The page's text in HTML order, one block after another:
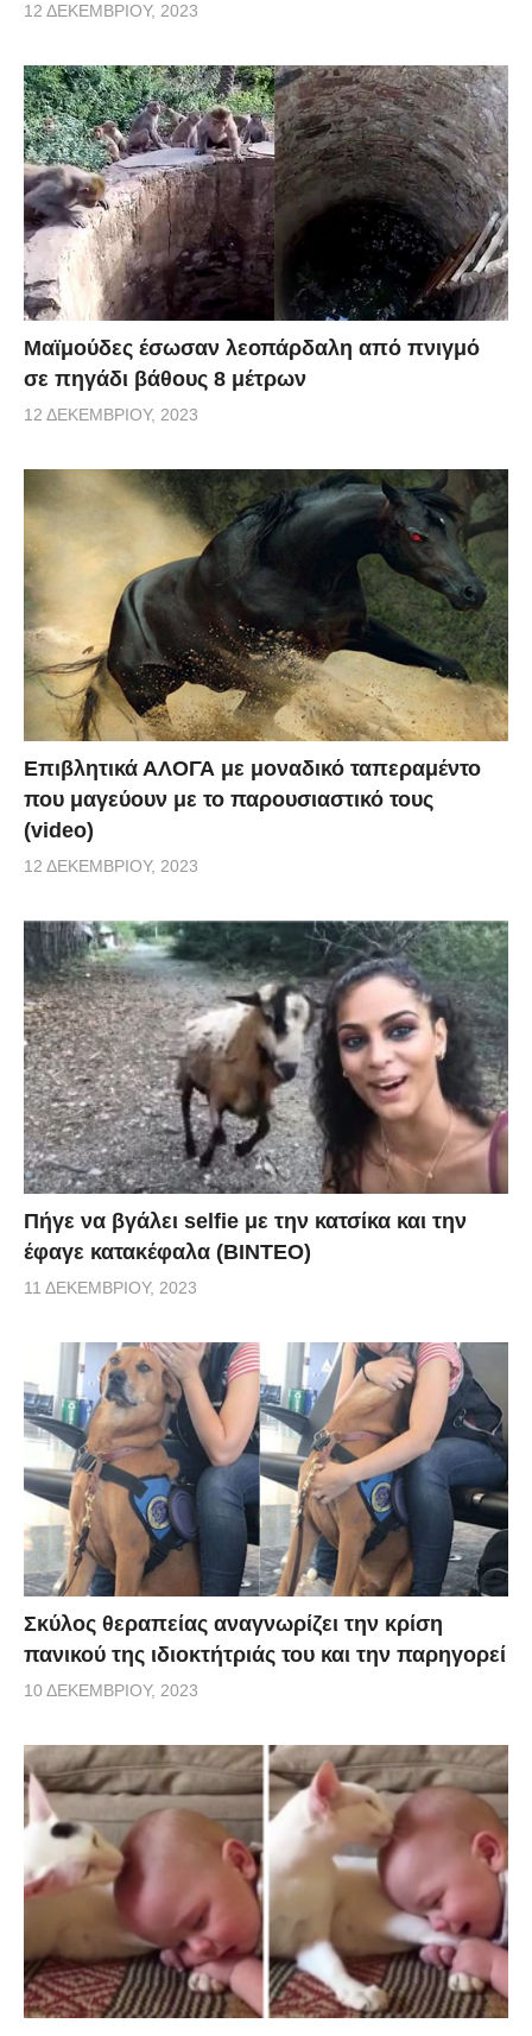
12 ΔΕΚΕΜΒΡΊΟΥ, 2023
Μαϊμούδες έσωσαν λεοπάρδαλη από πνιγμό
σε πηγάδι βάθους 8 μέτρων
12 ΔΕΚΕΜΒΡΊΟΥ, 2023
Επιβλητικά ΑΛΟΓΑ με μοναδικό ταπεραμέντο
που μαγεύουν με το παρουσιαστικό τους
(video)
12 ΔΕΚΕΜΒΡΊΟΥ, 2023
Πήγε να βγάλει selfie με την κατσίκα και την
έφαγε κατακέφαλα (ΒΙΝΤΕΟ)
11 ΔΕΚΕΜΒΡΊΟΥ, 2023
Σκύλος θεραπείας αναγνωρίζει την κρίση
πανικού της ιδιοκτήτριάς του και την παρηγορεί
10 ΔΕΚΕΜΒΡΊΟΥ, 2023